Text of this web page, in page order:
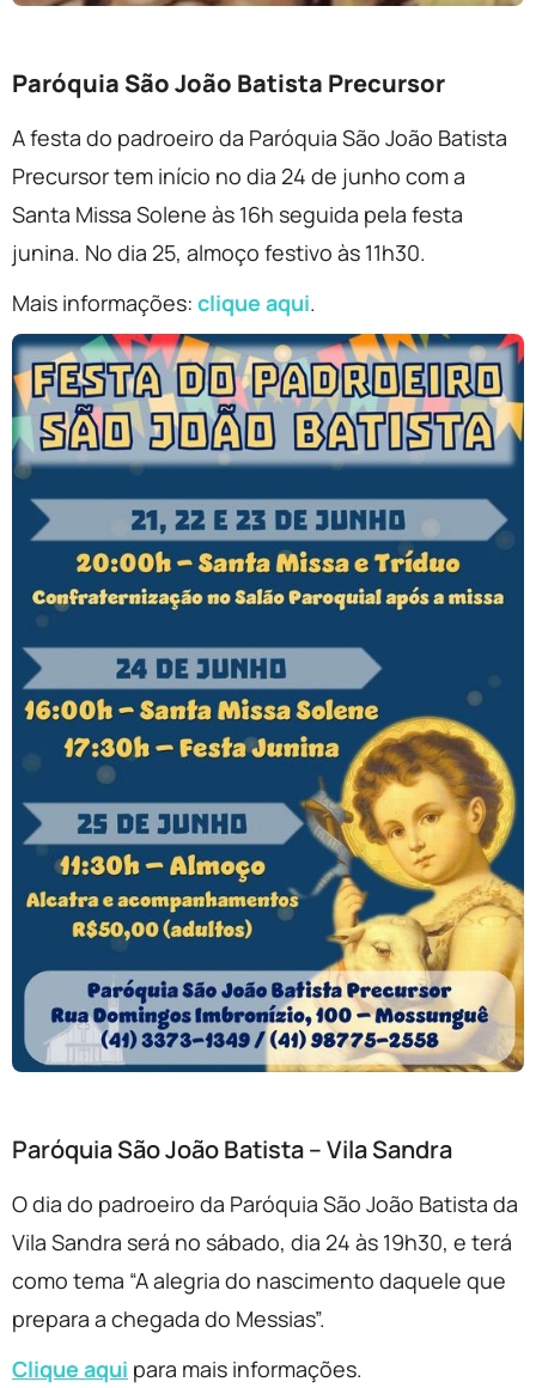
Paróquia São João Batista Precursor
A festa do padroeiro da Paróquia São João Batista
Precursor tem início no dia 24 de junho com a
Santa Missa Solene às 16h seguida pela festa
junina. No dia 25, almoço festivo às 11h30.
Mais informações: clique aqui.
Paróquia São João Batista – Vila Sandra
O dia do padroeiro da Paróquia São João Batista da
Vila Sandra será no sábado, dia 24 às 19h30, e terá
como tema “A alegria do nascimento daquele que
prepara a chegada do Messias”.
Clique aqui para mais informações.